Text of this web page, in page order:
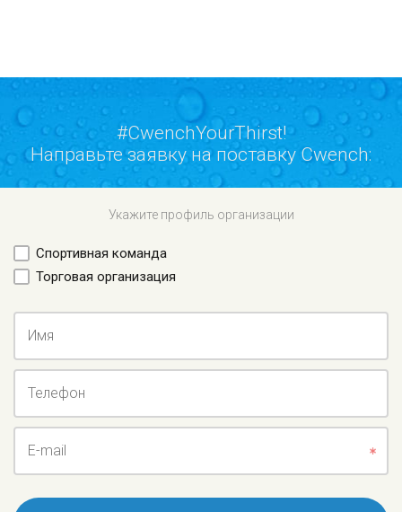
#CwenchYourThirst!
Направьте заявку на поставку Cwench:
Укажите профиль организации
Спортивная команда
Торговая организация
Имя
Телефон
E-mail